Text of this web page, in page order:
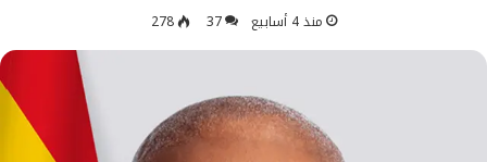
منذ 4 أسابيع 37
278